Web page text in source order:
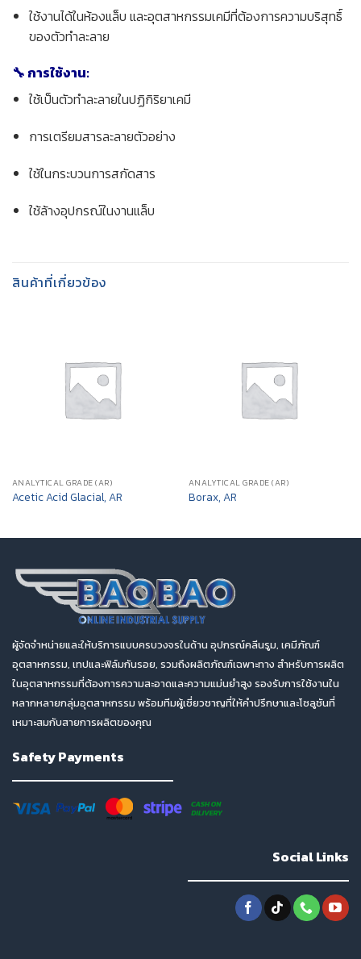
ใช้งานได้ในห้องแล็บ และอุตสาหกรรมเคมีที่ต้องการความบริสุทธิ์
ของตัวทำละลาย
🔧 การใช้งาน:
ใช้เป็นตัวทำละลายในปฏิกิริยาเคมี
การเตรียมสารละลายตัวอย่าง
ใช้ในกระบวนการสกัดสาร
ใช้ล้างอุปกรณ์ในงานแล็บ
สินค้าที่เกี่ยวข้อง
ANALYTICAL GRADE (AR)
Acetic Acid Glacial, AR
ANALYTICAL GRADE (AR)
Borax, AR
ผู้จัดจำหน่ายและให้บริการแบบครบวงจรในด้าน อุปกรณ์คลีนรูม, เคมีภัณฑ์
อุตสาหกรรม, เทปและฟิล์มกันรอย, รวมถึงผลิตภัณฑ์เฉพาะทาง สำหรับการผลิต
ในอุตสาหกรรมที่ต้องการความสะอาดและความแม่นยำสูง รองรับการใช้งานใน
หลากหลายกลุ่มอุตสาหกรรม พร้อมทีมผู้เชี่ยวชาญที่ให้คำปรึกษาและโซลูชันที่
เหมาะสมกับสายการผลิตของคุณ
Safety Payments
Social Links